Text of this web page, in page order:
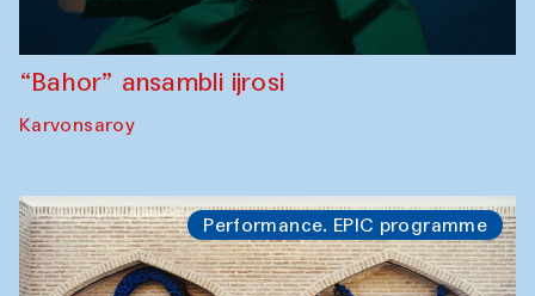
“Bahor” ansambli ijrosi
Karvonsaroy
Performance. EPIC programme